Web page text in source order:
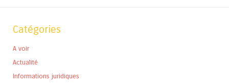
Catégories
A voir
Actualité
Informations juridiques